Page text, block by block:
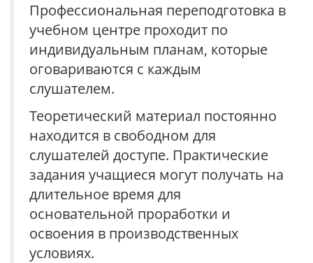
Профессиональная переподготовка в
учебном центре проходит по
индивидуальным планам, которые
оговариваются с каждым
слушателем.
Теоретический материал постоянно
находится в свободном для
слушателей доступе. Практические
задания учащиеся могут получать на
длительное время для
основательной проработки и
освоения в производственных
условиях.